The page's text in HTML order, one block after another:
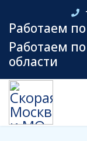
Работаем
Работаем
области